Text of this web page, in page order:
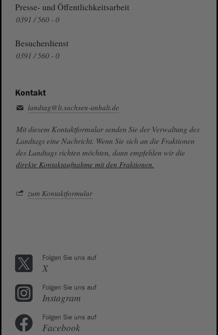
Presse- und Öffentlichkeitsarbeit
0391 / 560 - 0
Besucherdienst
0391 / 560 - 0
Kontakt
landtag@lt.sachsen-anhalt.de
Mit diesem Kontaktformular senden Sie der Verwaltung des
Landtags eine Nachricht. Wenn Sie sich an die Fraktionen
des Landtags richten möchten, dann empfehlen wir die
direkte Kontaktaufnahme mit den Fraktionen.
zum Kontaktformular
Folgen Sie uns auf
X
Folgen Sie uns auf
Instagram
Folgen Sie uns auf
Facebook